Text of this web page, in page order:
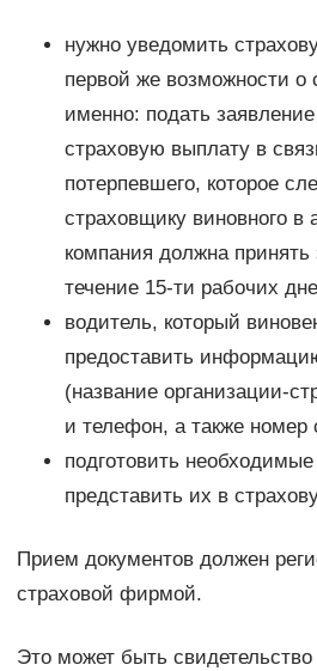
нужно уведомить
первой же возможности
именно: подать
страховую выплату в
потерпевшего, которое
страховщику виновного в
компания должна принять
течение 15-ти рабочих
водитель, который
предоставить
(название организации-
и телефон, а также номер
подготовить
представить их в
Прием документов должен
страховой фирмой.
Это может быть